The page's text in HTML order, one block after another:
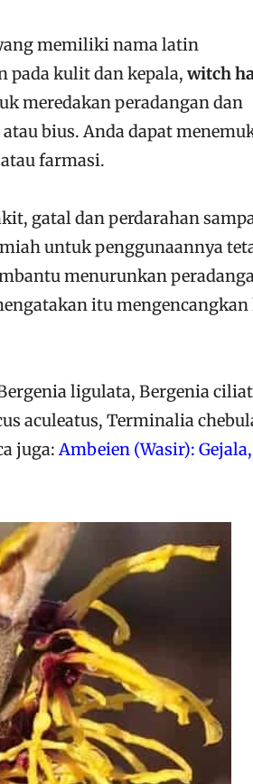
memiliki nama latin
pada kulit dan kepala, witch
meredakan peradangan dan
bius. Anda dapat
farmasi.
gatal dan perdarahan
untuk penggunaannya
menurunkan
itu
ligulata, Bergenia
aculeatus, Terminalia
juga:Ambeien (Wasir): Gejala,